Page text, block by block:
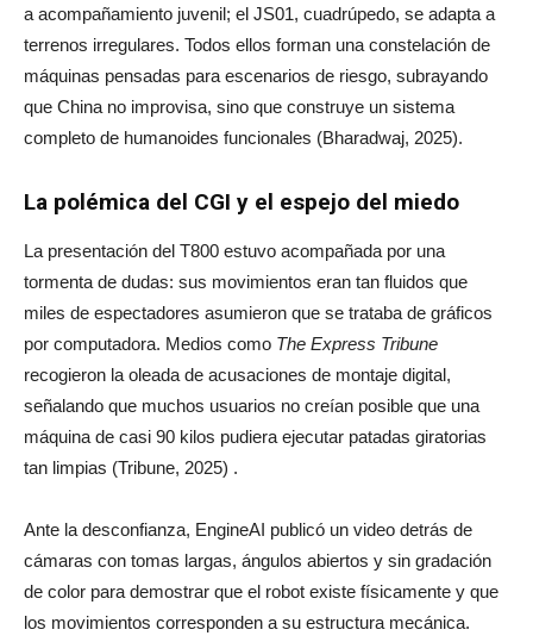
a acompañamiento juvenil; el JS01, cuadrúpedo, se adapta a
terrenos irregulares. Todos ellos forman una constelación de
máquinas pensadas para escenarios de riesgo, subrayando
que China no improvisa, sino que construye un sistema
completo de humanoides funcionales (Bharadwaj, 2025).
La polémica del CGI y el espejo del miedo
La presentación del T800 estuvo acompañada por una
tormenta de dudas: sus movimientos eran tan fluidos que
miles de espectadores asumieron que se trataba de gráficos
por computadora. Medios como The Express Tribune
recogieron la oleada de acusaciones de montaje digital,
señalando que muchos usuarios no creían posible que una
máquina de casi 90 kilos pudiera ejecutar patadas giratorias
tan limpias (Tribune, 2025) .
Ante la desconfianza, EngineAI publicó un video detrás de
cámaras con tomas largas, ángulos abiertos y sin gradación
de color para demostrar que el robot existe físicamente y que
los movimientos corresponden a su estructura mecánica.